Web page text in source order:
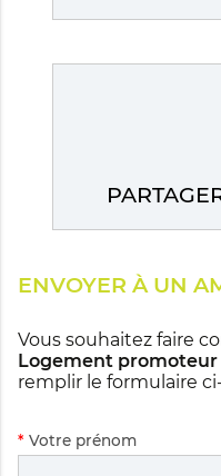
ENVOYER À UN
Vous souhaitez faire
Logement promoteur
remplir le formulaire
Champ
obligatoire
Votre prénom
*